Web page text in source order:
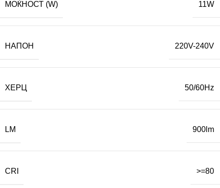
МОЌНОСТ (W) 11W
НАПОН 220V-240V
ХЕРЦ 50/60Hz
LM 900lm
CRI >=80